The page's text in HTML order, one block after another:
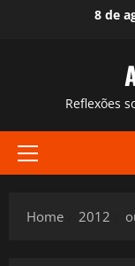
8 de
Reflexões
Primary
Home 2012